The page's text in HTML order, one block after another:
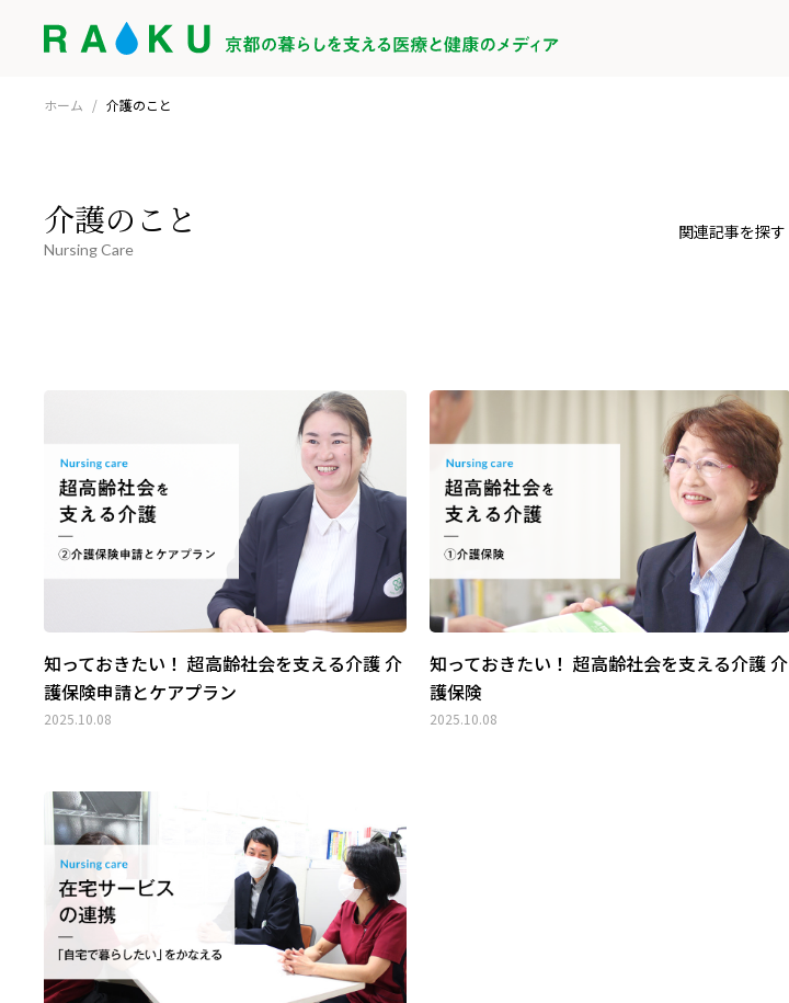
ホーム / 介護のこと
介護のこと
Nursing Care
関連記事を探す
知っておきたい！ 超高齢社会を支える介護 介
護保険申請とケアプラン
2025.10.08
知っておきたい！ 超高齢社会を支える介護 介
護保険
2025.10.08